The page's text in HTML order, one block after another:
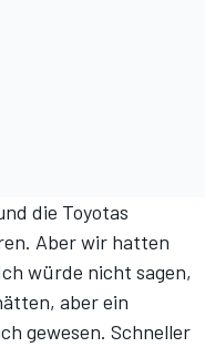
die Toyotas
Aber wir hatten
würde nicht sagen,
aber ein
gewesen. Schneller